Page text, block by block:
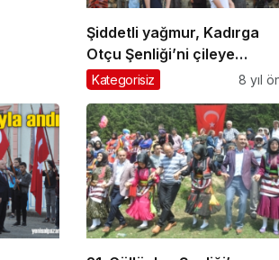
Şiddetli yağmur, Kadırga
Otçu Şenliği’ni çileye
dönüştürdü
Kategorisiz 8 yıl